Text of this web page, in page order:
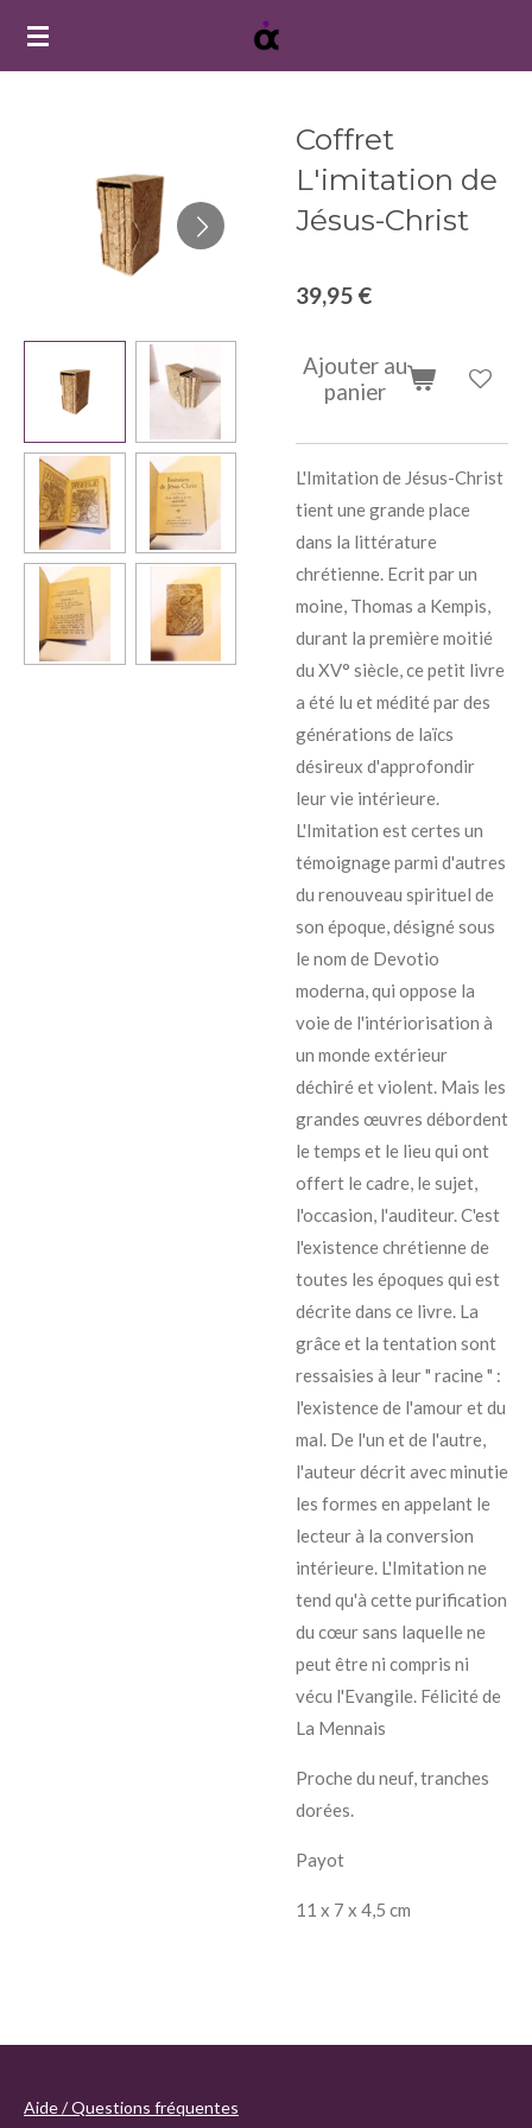
Passer
Coffret
L'imitation de
Jésus-Christ
39,95 €
Ajouter au
panier
L'Imitation de Jésus-Christ
tient une grande place
dans la littérature
chrétienne. Ecrit par un
moine, Thomas a Kempis,
durant la première moitié
du XV° siècle, ce petit livre
a été lu et médité par des
générations de laïcs
désireux d'approfondir
leur vie intérieure.
L'Imitation est certes un
témoignage parmi d'autres
du renouveau spirituel de
son époque, désigné sous
le nom de Devotio
moderna, qui oppose la
voie de l'intériorisation à
un monde extérieur
déchiré et violent. Mais les
grandes œuvres débordent
le temps et le lieu qui ont
offert le cadre, le sujet,
l'occasion, l'auditeur. C'est
l'existence chrétienne de
toutes les époques qui est
décrite dans ce livre. La
grâce et la tentation sont
ressaisies à leur " racine " :
l'existence de l'amour et du
mal. De l'un et de l'autre,
l'auteur décrit avec minutie
les formes en appelant le
lecteur à la conversion
intérieure. L'Imitation ne
tend qu'à cette purification
du cœur sans laquelle ne
peut être ni compris ni
vécu l'Evangile. Félicité de
La Mennais
Proche du neuf, tranches
dorées.
Payot
11 x 7 x 4,5 cm
Aide / Questions fréquentes